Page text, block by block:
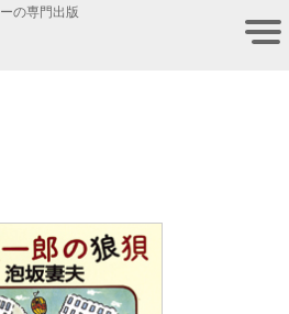
ーの専門出版